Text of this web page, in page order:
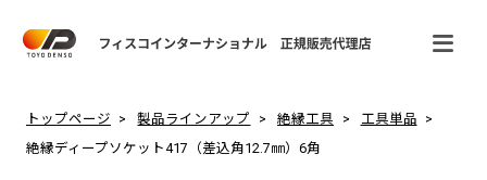
トップページ 製品ラインアップ 絶縁工具
工具単品
絶縁ディープソケット417（差込角12.7㎜）6角